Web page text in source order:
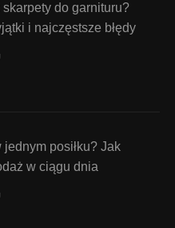
do garnituru?
i najczęstsze błędy
jednym posiłku? Jak
w ciągu dnia